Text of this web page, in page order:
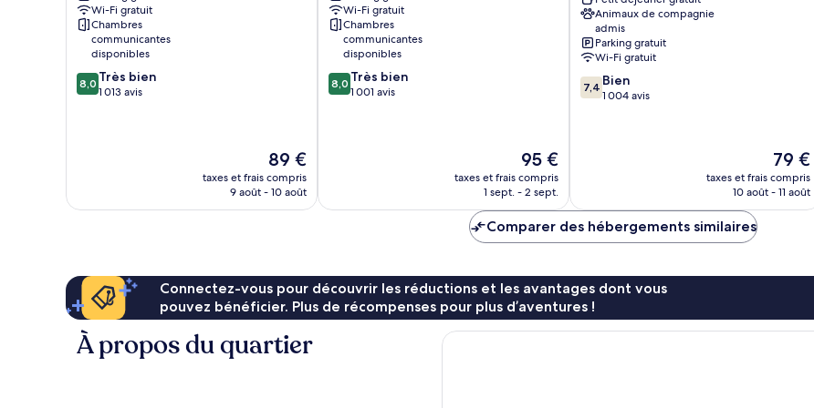
Lake
Budd
Lake
Wi-Fi gratuit
Chambres
communicantes
disponibles
8.0
sur
8,0 Très bien
1 013 avis
Le
nouveau
prix
89 €
taxes et frais compris
9 août - 10 août
Budd
Lake
Wi-Fi gratuit
Chambres
communicantes
disponibles
8.0
sur
8,0 Très bien
1 001 avis
Le
nouveau
prix
de
95 €
95 €
taxes et frais compris
1 sept. - 2 sept.
Olive
Budd
Lake
Budd
Lake
Animaux de compagnie
admis
Parking gratuit
Wi-Fi gratuit
7.4
sur
7,4 Bien
1 004 avis
Le
nouveau
prix
79 €
taxes et frais compris
10 août - 11 août
Comparer des hébergements similaires
Connectez-vous pour découvrir les réductions et les avantages dont vous
pouvez bénéficier. Plus de récompenses pour plus d’aventures !
À propos du quartier